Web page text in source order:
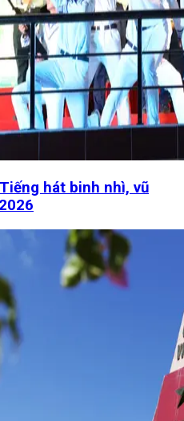
hát binh nhì, vũ